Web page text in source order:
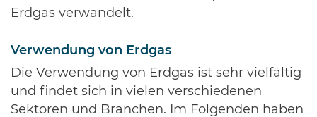
Erdgas verwandelt.
Verwendung von Erdgas
Die Verwendung von Erdgas ist sehr vielfältig
und findet sich in vielen verschiedenen
Sektoren und Branchen. Im Folgenden haben